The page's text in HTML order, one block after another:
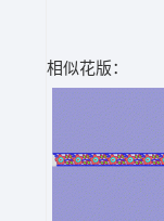
相似花版：